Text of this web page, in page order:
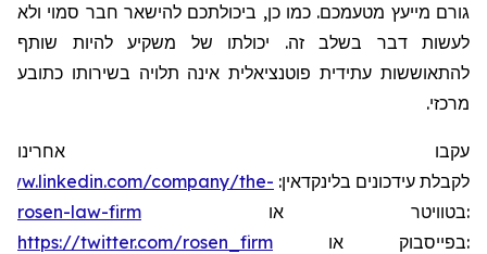
גורם מייעץ מטעמכם. כמו כן, ביכולתכם להישאר חבר סמוי ולא
לעשות דבר בשלב זה. יכולתו של משקיע להיות שותף
להתאוששות עתידית פוטנציאלית אינה תלויה בשירותו כתובע
מרכזי.
עקבו אחרינו
לקבלת עידכונים בלינקדאין:
company/the-
rosen-law-firm או בטוויטר:
https://twitter.com/rosen_firm או בפייסבוק: